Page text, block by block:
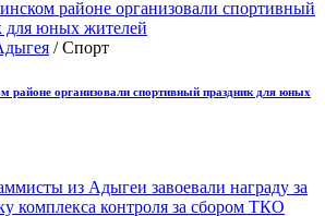
/ Спорт
районе организовали спортивный праздник для юных